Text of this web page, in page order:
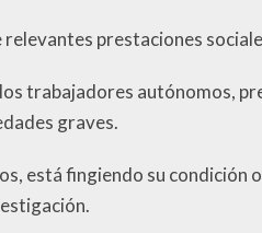
prestaciones
trabajadores autónomos,
graves.
está fingiendo su condición